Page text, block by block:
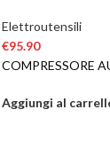
Elettroutensili
€95.90
COMPRESSORE
Aggiungi al